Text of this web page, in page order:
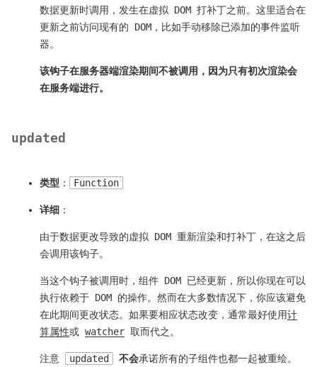
数据更新时调用，发生在虚拟 DOM 打补丁之前。这里适合在
更新之前访问现有的 DOM，比如手动移除已添加的事件监听
器。
该钩子在服务器端渲染期间不被调用，因为只有初次渲染会
在服务端进行。
updated
类型 ： Function
详细 ：
由于数据更改导致的虚拟 DOM 重新渲染和打补丁，在这之后
会调用该钩子。
当这个钩子被调用时，组件 DOM 已经更新，所以你现在可以
执行依赖于 DOM 的操作。然而在大多数情况下，你应该避免
在此期间更改状态。如果要相应状态改变，通常最好使用计
算属性或 watcher 取而代之。
注意 updated 不会承诺所有的子组件也都一起被重绘。